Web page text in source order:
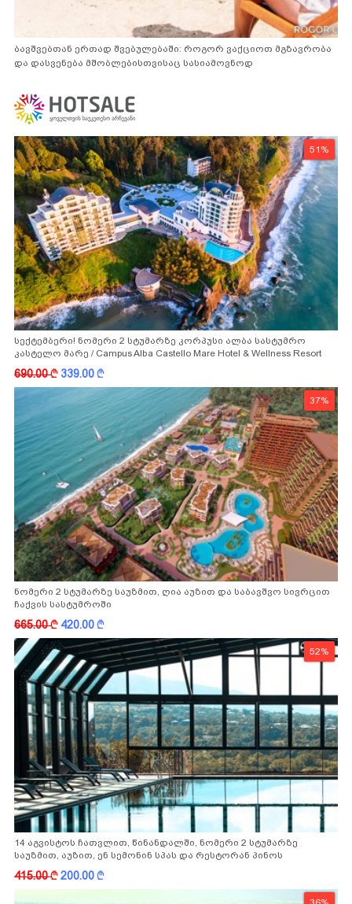
ბავშვებთან ერთად შვებულებაში: როგორ ვაქციოთ მგზავრობა
და დასვენება მშობლებისთვისაც სასიამოვნოდ
51%
სექტემბერი! ნომერი 2 სტუმარზე კორპუსი ალბა სასტუმრო
კასტელო მარე / Campus Alba Castello Mare Hotel & Wellness Resort
-სგან!
690.00k 339.00k
37%
ნომერი 2 სტუმარზე საუზმით, ღია აუზით და საბავშვო სივრცით
ჩაქვის სასტუმროში
665.00k 420.00k
52%
14 აგვისტოს ჩათვლით, წინანდალში, ნომერი 2 სტუმარზე
საუზმით, აუზით, ენ სემონინ სპას და რესტორან პინოს
ფასდაკლებით
415.00k200.00k